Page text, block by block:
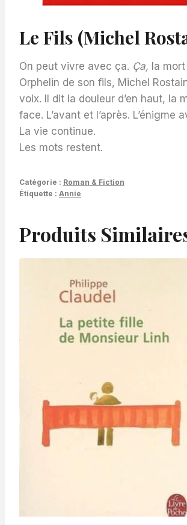
Le Fils (Michel
On peut vivre avec ça. Ça, la mort
Orphelin de son fils, Michel
voix. Il dit la douleur d’en haut, la
face. L’avant et l’après. L’énigme
La vie continue.
Les mots restent.
Catégorie : Roman & Fiction
Étiquette : Annie
Produits